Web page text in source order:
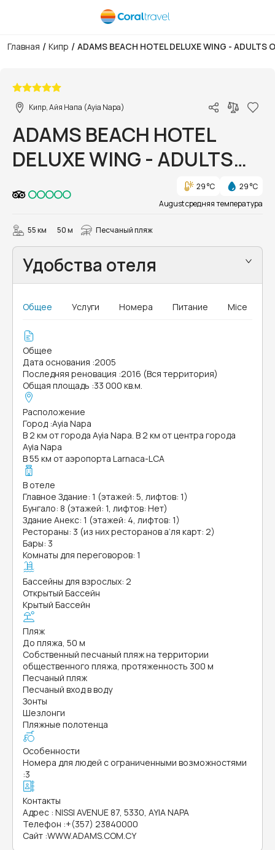
Главная / Кипр / ADAMS BEACH HOTEL DELUXE WING - ADULTS
Кипр, Айя Напа (Ayia Napa)
ADAMS BEACH HOTEL
DELUXE WING - ADULTS
ONLY
29 °C
29 °C
August средняя температура
55 км 50 м Песчаный пляж
Удобства отеля
Общее Услуги Номера Питание Mice
Общее
Дата основания :2005
Последняя реновация :2016 (Вся территория)
Общая площадь :33 000 кв.м.
Расположение
Город :Ayia Napa
В 2 км от города Ayia Napa. В 2 км от центра города
Ayia Napa
В 55 км от аэропорта Larnaca-LCA
В отеле
Главное Здание: 1 (этажей: 5, лифтов: 1)
Бунгало: 8 (этажей: 1, лифтов: Нет)
Здание Анекс: 1 (этажей: 4, лифтов: 1)
Рестораны: 3 (из них ресторанов а’ля карт: 2)
Бары: 3
Комнаты для переговоров: 1
Бассейны для взрослых: 2
Открытый Бассейн
Крытый Бассейн
Пляж
До пляжа, 50 м
Собственный песчаный пляж на территории
общественного пляжа, протяженность 300 м
Песчаный пляж
Песчаный вход в воду
Зонты
Шезлонги
Пляжные полотенца
Особенности
Номера для людей с ограниченными возможностями
:3
Контакты
Адрес : NISSI AVENUE 87, 5330, AYIA NAPA
Телефон :+(357) 23840000
Сайт :WWW.ADAMS.COM.CY